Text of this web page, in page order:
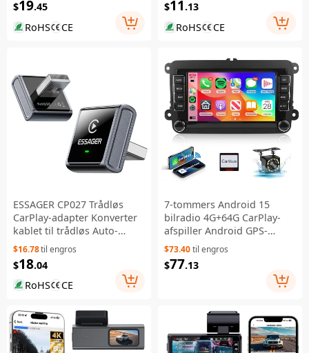
$19.45
RoHS
CE
$11 .13
RoHS
CE
ESSAGER CP027 Trådløs
CarPlay-adapter Konverter
kablet til trådløs Auto-
dongle til iPhone Android -
Sort
$16.78til engros
$18.04
RoHS
CE
7-tommers Android 15
bilradio 4G+64G CarPlay-
afspiller Android GPS-
navigation 12-LED-
backkamera Auto-afspiller
til Volkswagen Golf MK5 /
$73.40til engros
$77.13